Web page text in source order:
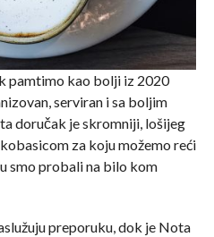
pamtimo kao bolji iz 2020
serviran i sa boljim
doručak je skromniji, lošijeg
za koju možemo reći
smo probali na bilo kom
preporuku, dok je Nota